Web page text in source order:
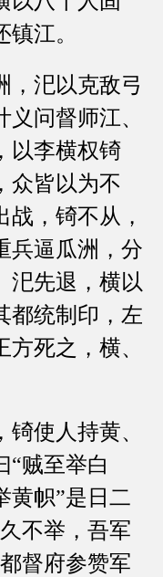
江。
汜以克敌弓
问督师江、
以李横权锜
众皆以为不
，锜不从，
兵逼瓜洲，分
汜先退，横以
都统制印，左
死之，横、
使人持黄、
“贼至举白
黄帜”是日二
不举，吾军
督府参赞军